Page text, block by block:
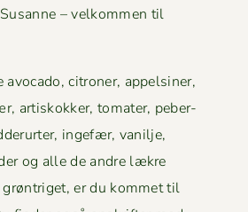
– velkom­men til
avo­ca­do, cit­roner, appelsin­er,
artiskokker, tomater, peber­
inge­fær, vanil­je,
og alle de andre lækre
grøn­triget, er du kom­met til